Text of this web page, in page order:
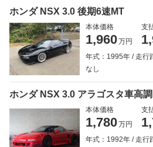
ホンダ NSX 3.0 後期6速MT
本体価格
1,960万円
支
年式：1995年
走行
なし
ホンダ NSX 3.0 アラゴスタ車高
本体価格
1,780万円
支
年式：1992年
走行